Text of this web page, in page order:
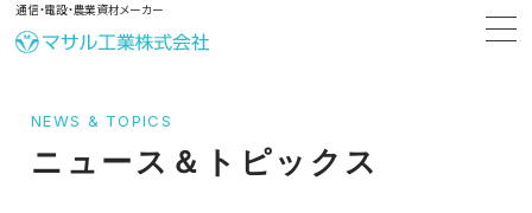
通信・電設・農業資材メーカー
NEWS & TOPICS
ニュース＆トピックス